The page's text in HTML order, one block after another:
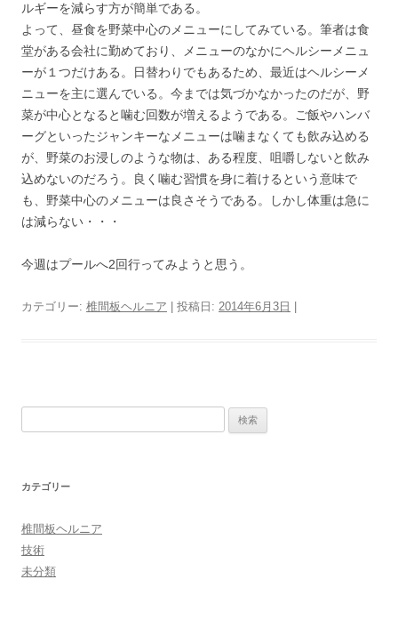
ルギーを減らす方が簡単である。
よって、昼食を野菜中心のメニューにしてみている。筆者は食
堂がある会社に勤めており、メニューのなかにヘルシーメニュ
ーが１つだけある。日替わりでもあるため、最近はヘルシーメ
ニューを主に選んでいる。今までは気づかなかったのだが、野
菜が中心となると噛む回数が増えるようである。ご飯やハンバ
ーグといったジャンキーなメニューは噛まなくても飲み込める
が、野菜のお浸しのような物は、ある程度、咀嚼しないと飲み
込めないのだろう。良く噛む習慣を身に着けるという意味で
も、野菜中心のメニューは良さそうである。しかし体重は急に
は減らない・・・
今週はプールへ2回行ってみようと思う。
カテゴリー: 椎間板ヘルニア | 投稿日: 2014年6月3日
カテゴリー
椎間板ヘルニア
技術
未分類